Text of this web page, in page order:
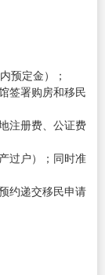
预定金）；
签署购房和移民
注册费、公证费
过户）；同时准
约递交移民申请